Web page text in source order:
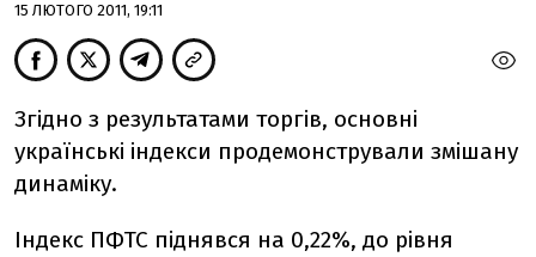
15 ЛЮТОГО 2011, 19:11
Згідно з результатами торгів, основні
українські індекси продемонстрували змішану
динаміку.
Індекс ПФТС піднявся на 0,22%, до рівня